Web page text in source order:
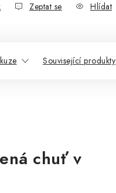
Zeptat se Hlídat
Související produkty
chuť v